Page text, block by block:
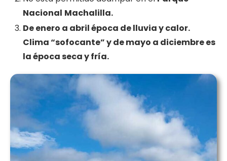
Nacional Machalilla.
De enero a abril época de lluvia y calor.
Clima “sofocante” y de mayo a diciembre es
la época seca y fría.